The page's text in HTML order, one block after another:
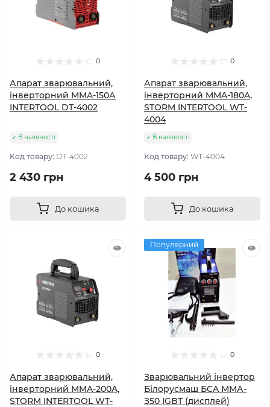
0
Апарат зварювальний,
інверторний MMA-150А
INTERTOOL DT-4002
В наявності
Код товару: DT-4002
2 430 грн
До кошика
0
Апарат зварювальний,
інверторний MMA-180A,
STORM INTERTOOL WT-
4004
В наявності
Код товару: WT-4004
4 500 грн
До кошика
0
Апарат зварювальний,
інверторний MMA-200A,
STORM INTERTOOL WT-
Популярний
0
Зварювальний інвepтop
Білоpуcмaш БCA ММА-
З50 IGBT (дисплей)